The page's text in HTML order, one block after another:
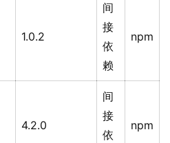
1.0.2
间
接
依
赖
npm
4.2.0
间
接
依
npm